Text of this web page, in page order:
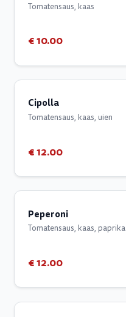
Tomatensaus, kaas
€ 10.00
Cipolla
Tomatensaus, kaas, uien
€ 12.00
Peperoni
Tomatensaus, kaas, paprika
€ 12.00